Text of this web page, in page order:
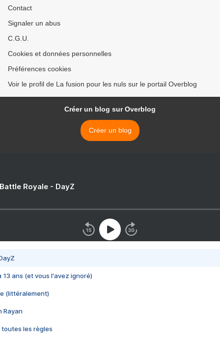
Contact
Signaler un abus
C.G.U.
Cookies et données personnelles
Préférences cookies
Voir le profil de La fusion pour les nuls sur le portail Overblog
Créer un blog sur Overblog
Créer un blog
Royale - DayZ
13 ans (et vous l'avez ignoré)
(littéralement)
Rayan
toutes les règles